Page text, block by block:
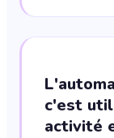
c'est
activité